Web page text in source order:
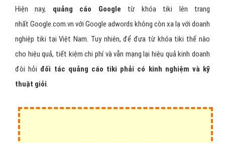
Hiện nay, quảng cáo Google từ khóa tiki lên trang
nhất Google.com.vn với Google adwords không còn xa lạ với doanh
nghiệp tiki tại Việt Nam. Tuy nhiên, để đưa từ khóa tiki thế nào
cho hiệu quả, tiết kiệm chi phí và vẫn mạng lại hiệu quả kinh doanh
đòi hỏi đối tác quảng cáo tiki phải có kinh nghiệm và kỹ
thuật giỏi.